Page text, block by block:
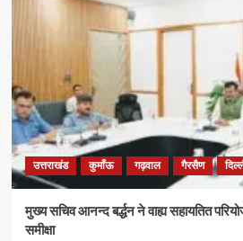
उत्तराखंड कुमाँऊ गढ़वाल गैरसैण
मुख्य सचिव आनन्द बर्द्धन ने वाह्य सहायतित
समीक्षा